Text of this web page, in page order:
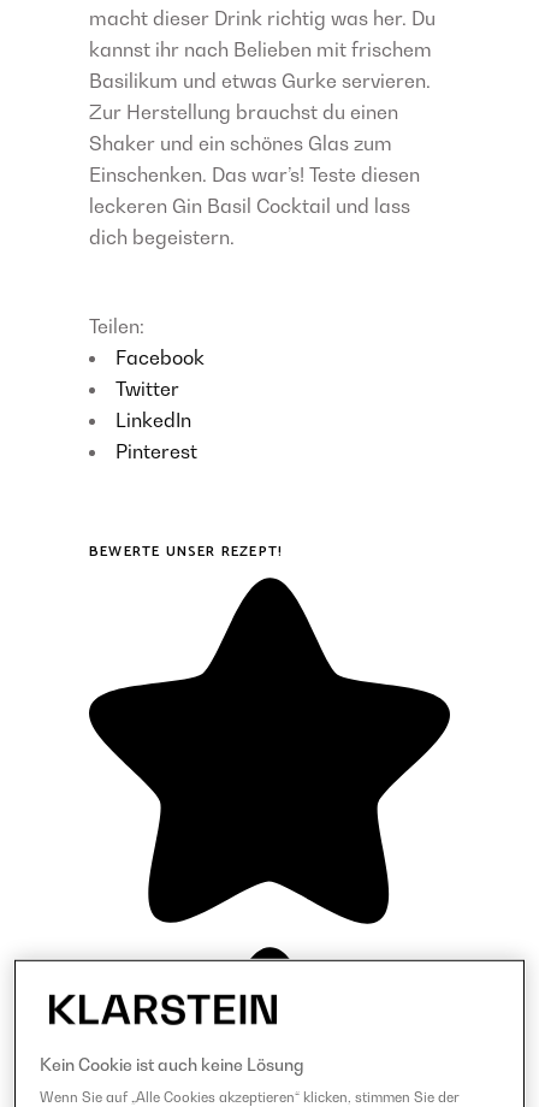
macht dieser Drink richtig was her. Du
kannst ihr nach Belieben mit frischem
Basilikum und etwas Gurke servieren.
Zur Herstellung brauchst du einen
Shaker und ein schönes Glas zum
Einschenken. Das war’s! Teste diesen
leckeren Gin Basil Cocktail und lass
dich begeistern.
Teilen:
Facebook
Twitter
LinkedIn
Pinterest
BEWERTE UNSER REZEPT!
Kein Cookie ist auch keine Lösung
Wenn Sie auf „Alle Cookies akzeptieren“ klicken, stimmen Sie der